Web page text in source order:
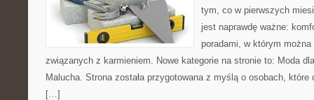
tym, co w pierwszych
jest naprawdę ważne:
poradami, w którym
związanych z karmieniem. Nowe kategorie na stronie to: Moda
Malucha. Strona została przygotowana z myślą o osobach, które
[…]